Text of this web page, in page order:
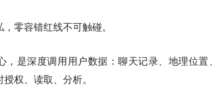
零容错红线不可触碰。
，是深度调用用户数据：聊天记录、地理位
权、读取、分析。